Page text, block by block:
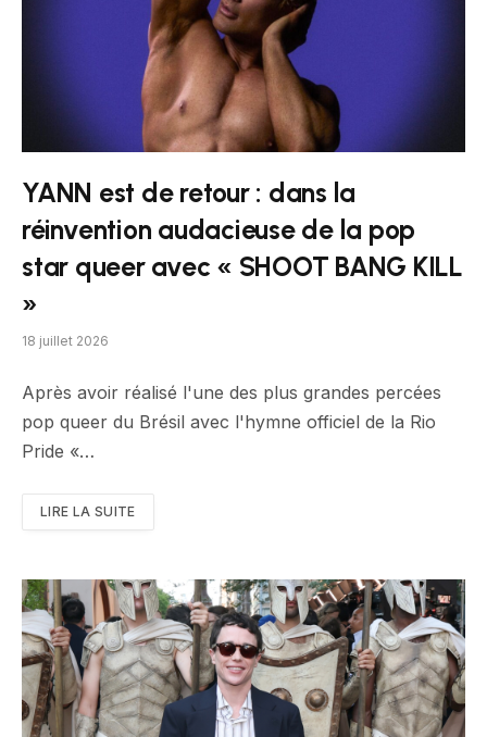
YANN est de retour : dans la
réinvention audacieuse de la pop
star queer avec « SHOOT BANG KILL
»
18 juillet 2026
Après avoir réalisé l'une des plus grandes percées
pop queer du Brésil avec l'hymne officiel de la Rio
Pride «…
LIRE LA SUITE